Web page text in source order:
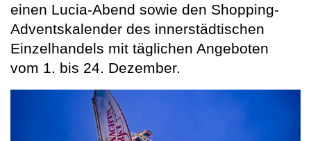
einen Lucia-Abend sowie den Shopping-
Adventskalender des innerstädtischen
Einzelhandels mit täglichen Angeboten
vom 1. bis 24. Dezember.